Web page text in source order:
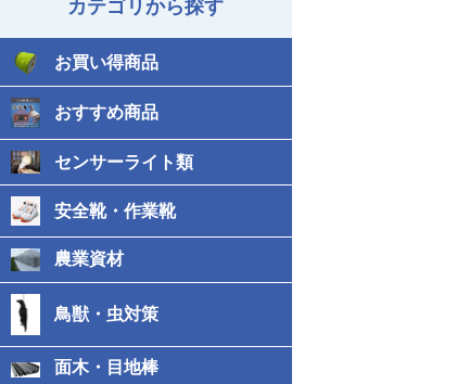
カテゴリから探す
お買い得商品
おすすめ商品
センサーライト類
安全靴・作業靴
農業資材
鳥獣・虫対策
面木・目地棒